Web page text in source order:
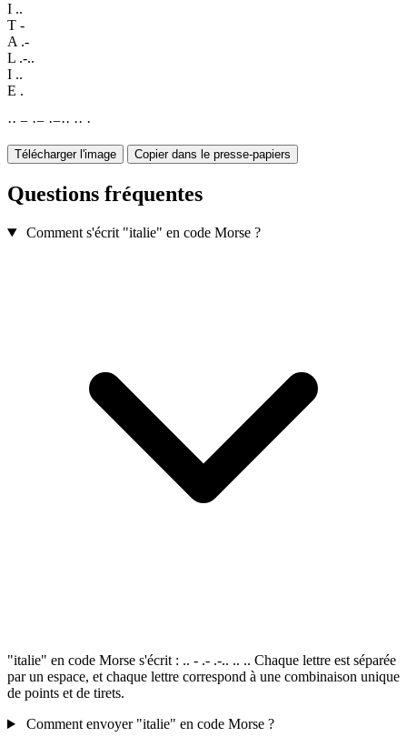
I ..
T -
A .-
L .-..
I ..
E .
·· − ·− ·−·· ·· ·
Télécharger l'image Copier dans le presse-papiers
Questions fréquentes
Comment s'écrit "italie" en code Morse ?
"italie" en code Morse s'écrit : .. - .- .-.. .. .. Chaque lettre est séparée
par un espace, et chaque lettre correspond à une combinaison unique
de points et de tirets.
Comment envoyer "italie" en code Morse ?